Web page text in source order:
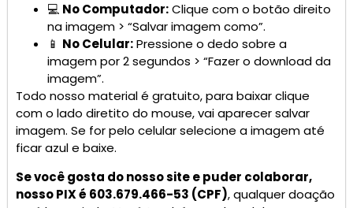
💻 No Computador:Clique com o botão direito
na imagem > “Salvar imagem como”.
📱 No Celular:Pressione o dedo sobre a
imagem por 2 segundos > “Fazer o download da
imagem”.
Todo nosso material é gratuito, para baixar clique
com o lado diretito do mouse, vai aparecer salvar
imagem. Se for pelo celular selecione a imagem até
ficar azul e baixe.
Se você gosta do nosso site e puder colaborar,
nosso PIX é 603.679.466-53 (CPF), qualquer doação